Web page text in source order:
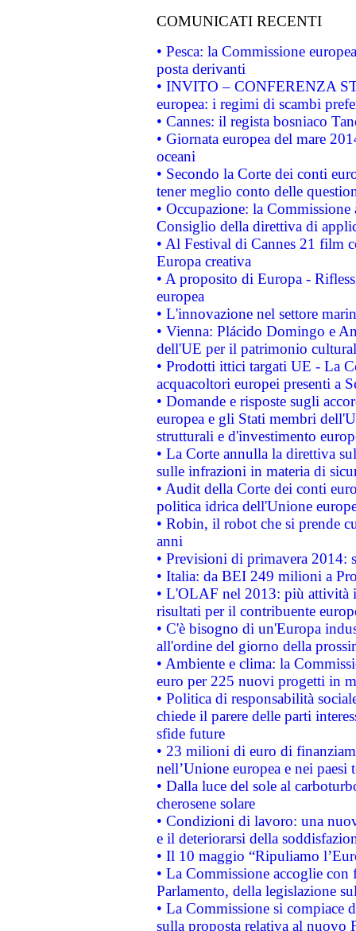
COMUNICATI RECENTI
• Pesca: la Commissione
posta derivanti
• INVITO – CONFERENZA
europea: i regimi di scambi
• Cannes: il regista bosniaco
• Giornata europea del mare
oceani
• Secondo la Corte dei conti
tener meglio conto delle
• Occupazione: la
Consiglio della direttiva di
• Al Festival di Cannes 21 film
Europa creativa
• A proposito di Europa -
europea
• L'innovazione nel settore
• Vienna: Plácido Domingo e
dell'UE per il patrimonio
• Prodotti ittici targati UE - La
acquacoltori europei presenti a
• Domande e risposte sugli
europea e gli Stati membri
strutturali e d'investimento
• La Corte annulla la direttiva
sulle infrazioni in materia di
• Audit della Corte dei conti
politica idrica dell'Unione
• Robin, il robot che si prende
anni
• Previsioni di primavera 2014:
• Italia: da BEI 249 milioni a
• L'OLAF nel 2013: più attività
risultati per il contribuente
• C'è bisogno di un'Europa
all'ordine del giorno della
• Ambiente e clima: la
euro per 225 nuovi progetti in
• Politica di responsabilità
chiede il parere delle parti
sfide future
• 23 milioni di euro di
nell’Unione europea e nei paesi
• Dalla luce del sole al
cherosene solare
• Condizioni di lavoro: una
e il deteriorarsi della
• Il 10 maggio “Ripuliamo
• La Commissione accoglie
Parlamento, della legislazione
• La Commissione si compiace
sulla proposta relativa al nuovo